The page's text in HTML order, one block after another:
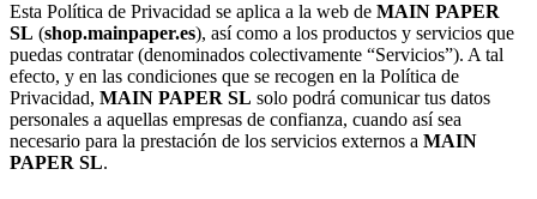
Esta Política de Privacidad se aplica a la web de MAIN PAPER
SL (shop.mainpaper.es), así como a los productos y servicios que
puedas contratar (denominados colectivamente “Servicios”). A tal
efecto, y en las condiciones que se recogen en la Política de
Privacidad, MAIN PAPER SL solo podrá comunicar tus datos
personales a aquellas empresas de confianza, cuando así sea
necesario para la prestación de los servicios externos a MAIN
PAPER SL.